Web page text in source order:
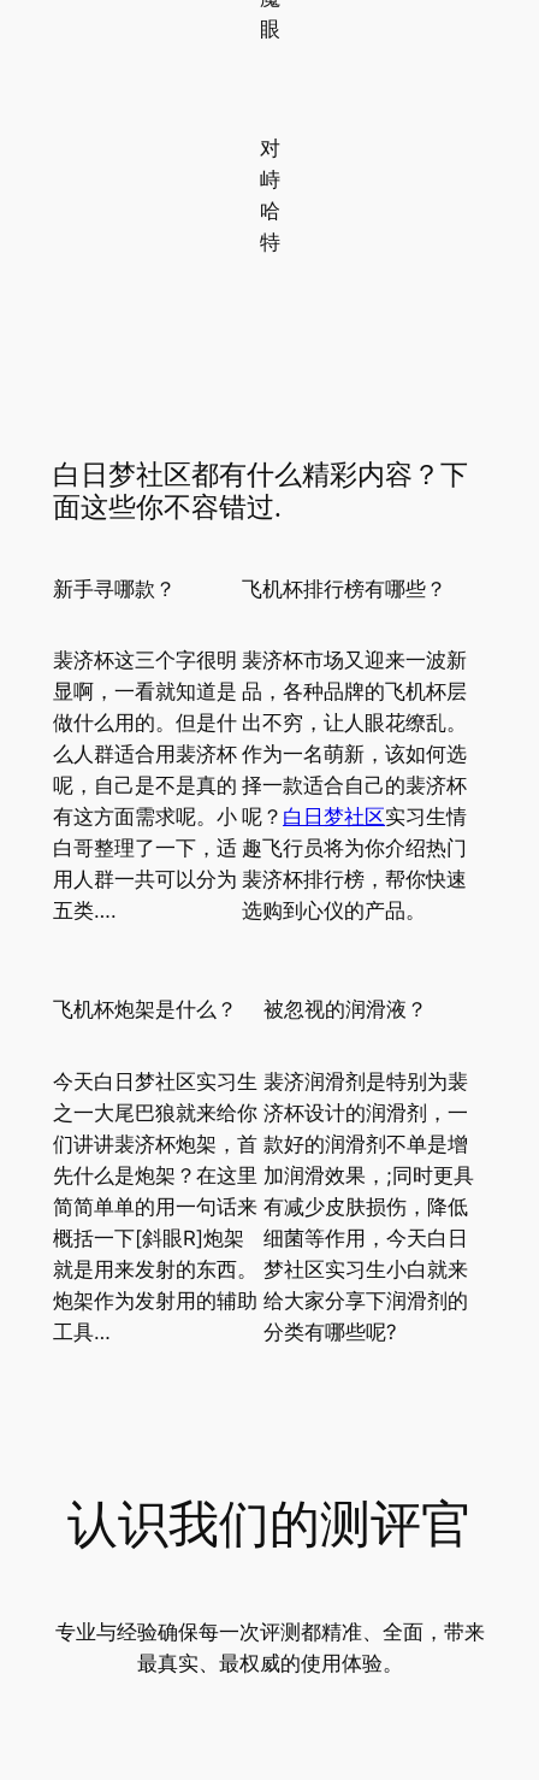
眼
对
峙
哈
特
白日梦社区都有什么精彩内容？下
面这些你不容错过.
新手寻哪款？
裴济杯这三个字很明
显啊，一看就知道是
做什么用的。但是什
么人群适合用裴济杯
呢，自己是不是真的
有这方面需求呢。小
白哥整理了一下，适
用人群一共可以分为
五类….
飞机杯排行榜有哪些？
裴济杯市场又迎来一波新
品，各种品牌的飞机杯层
出不穷，让人眼花缭乱。
作为一名萌新，该如何选
择一款适合自己的裴济杯
呢？ 白日梦社区实习生情
趣飞行员将为你介绍热门
裴济杯排行榜，帮你快速
选购到心仪的产品。
飞机杯炮架是什么？
今天白日梦社区实习生
之一大尾巴狼就来给你
们讲讲裴济杯炮架，首
先什么是炮架？在这里
简简单单的用一句话来
概括一下[斜眼R]炮架
就是用来发射的东西。
炮架作为发射用的辅助
工具…
被忽视的润滑液？
裴济润滑剂是特别为裴
济杯设计的润滑剂，一
款好的润滑剂不单是增
加润滑效果，;同时更具
有减少皮肤损伤，降低
细菌等作用，今天白日
梦社区实习生小白就来
给大家分享下润滑剂的
分类有哪些呢?
认识我们的测评官
专业与经验确保每一次评测都精准、全面，带来
最真实、最权威的使用体验。